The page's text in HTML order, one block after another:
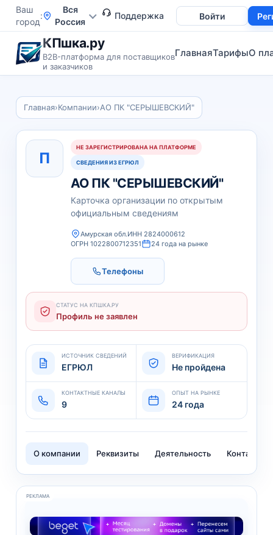
Ваш
город
Вся
Россия
Войти
Поддержка
КПшка.ру
B2B-платформа для поставщиков
и заказчиков
ГлавнаяТарифыО
Главная›Компании›АО ПК "СЕРЫШЕВСКИЙ"
П
НЕ ЗАРЕГИСТРИРОВАНА НА ПЛАТФОРМЕ
СВЕДЕНИЯ ИЗ ЕГРЮЛ
АО ПК "СЕРЫШЕВСКИЙ"
Карточка организации по открытым
официальным сведениям
Амурская обл.ИНН 2824000612
ОГРН 1022800712351
24 года на рынке
Телефоны
СТАТУС НА КПШКА.РУ
Профиль не заявлен
ИСТОЧНИК СВЕДЕНИЙ
ЕГРЮЛ
ВЕРИФИКАЦИЯ
Не пройдена
КОНТАКТНЫЕ КАНАЛЫ
9
ОПЫТ НА РЫНКЕ
24 года
О компании Реквизиты Деятельность Контакты
РЕКЛАМА